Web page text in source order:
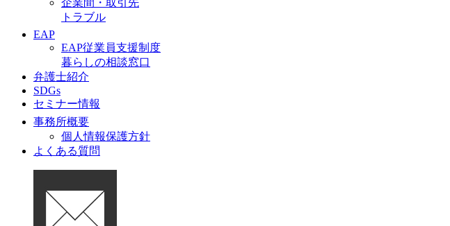
企業間・取引先
トラブル
EAP
EAP従業員支援制度
暮らしの相談窓口
弁護士紹介
SDGs
セミナー情報
事務所概要
個人情報保護方針
よくある質問